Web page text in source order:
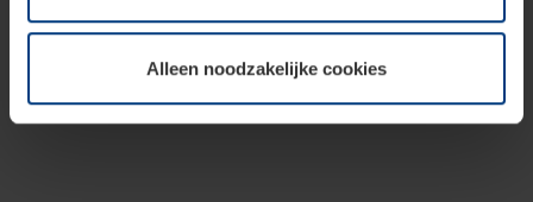
toestemming kunt u op elk moment bij de uitleg van de
wijzigen of herroepen.Alleen noodzakelijke cookies